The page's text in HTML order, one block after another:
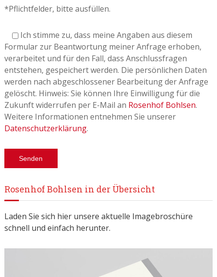
*Pflichtfelder, bitte ausfüllen.
Ich stimme zu, dass meine Angaben aus diesem
Formular zur Beantwortung meiner Anfrage erhoben,
verarbeitet und für den Fall, dass Anschlussfragen
entstehen, gespeichert werden. Die persönlichen Daten
werden nach abgeschlossener Bearbeitung der Anfrage
gelöscht. Hinweis: Sie können Ihre Einwilligung für die
Zukunft widerrufen per E-Mail an Rosenhof Bohlsen.
Weitere Informationen entnehmen Sie unserer
Datenschutzerklärung.
Rosenhof Bohlsen in der Übersicht
Laden Sie sich hier unsere aktuelle Imagebroschüre
schnell und einfach herunter.